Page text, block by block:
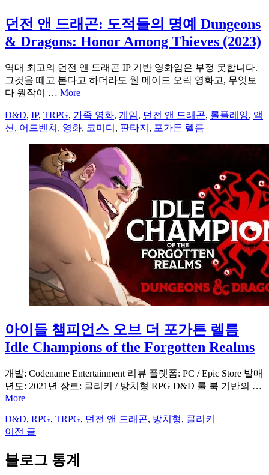
던전 앤 드래곤: 도적들의 명예 Dungeons
& Dragons: Honor Among Thieves (2023)
역대 최고의 던전 앤 드래곤 IP 기반 영화임은 부정 못합니다.
그것을 떼고 본다고 하더라도 웰 메이드 오락 영화고, 무엇보
다 원작이 … More
D&D, IP, TRPG, 가족 영화, 게임, 던전 앤 드래곤, 롤플레잉, 액
션 , 어드벤쳐 , 영화, 코미디 , 판타지 , 포가튼 렐름
아이들 챔피언스 오브 더 포가튼 렐름
Idle Champions of the Forgotten Realms
개발: Codename Entertainment 리뷰 플랫폼: PC / Epic Store 발매
년도: 2021년 장르: 클리커 / 방치형 RPG D&D 룰 북 기반의 …
More
D&D, RPG, TRPG, 던전 앤 드래곤, 방치형, 클리커
글
탐
이전 글
블로그 통계